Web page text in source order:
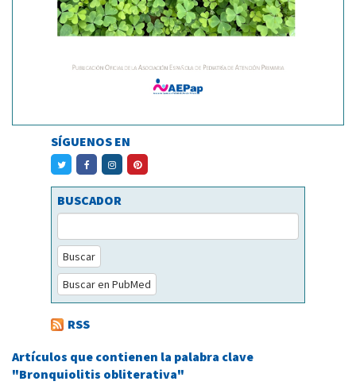
SÍGUENOS EN
BUSCADOR
Buscar
Buscar en PubMed
RSS
Artículos que contienen la palabra clave
"Bronquiolitis obliterativa"